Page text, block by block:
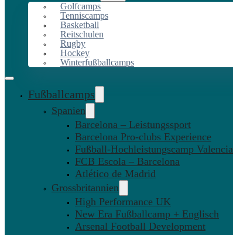
Golfcamps
Tenniscamps
Basketball
Reitschulen
Rugby
Hockey
Winterfußballcamps
Fußballcamps
Spanien
Barcelona – Leistungssport
Barcelona Pro-clubs Experience
Fußball-Hochleistungscamp Valencia
FCB Escola – Barcelona
Atlético de Madrid
Grossbritannien
High Performance UK
New Era Fußballcamp + Englisch
Arsenal Football Development